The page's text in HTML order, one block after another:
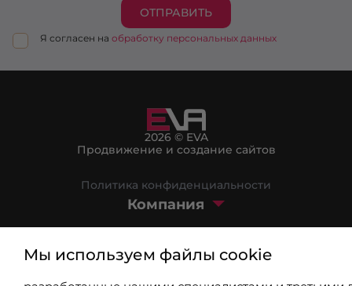
ОТПРАВИТЬ
Я согласен на обработку персональных данных
2026 © EVA
Продвижение и создание сайтов
Политика конфиденциальности
Компания
Блог
Мы используем файлы cookie